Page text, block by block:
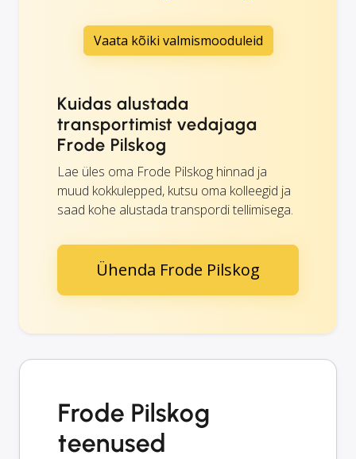
Vaata kõiki valmismooduleid
Kuidas alustada
transportimist vedajaga
Frode Pilskog
Lae üles oma Frode Pilskog hinnad ja
muud kokkulepped, kutsu oma kolleegid ja
saad kohe alustada transpordi tellimisega.
Ühenda Frode Pilskog
Frode Pilskog
teenused